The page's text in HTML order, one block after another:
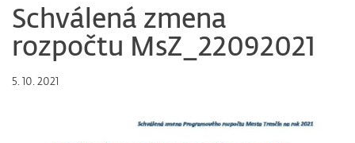
Schválená zmena
rozpočtu MsZ_22092021
5. 10. 2021